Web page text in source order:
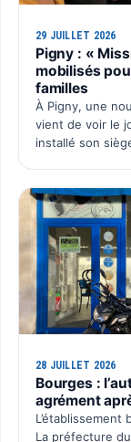
29 JUILLET 2026
Pigny : «
mobilisés
familles
À Pigny, une
vient de voir le
installé son
28 JUILLET 2026
Bourges :
agrément
La préfecture